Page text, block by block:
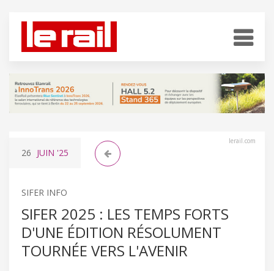
lerail.com
26 JUIN '25
SIFER INFO
SIFER 2025 : LES TEMPS FORTS
D'UNE ÉDITION RÉSOLUMENT
TOURNÉE VERS L'AVENIR